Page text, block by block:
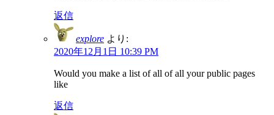
返信
explore より:
2020年12月1日 10:39 PM
Would you make a list of all of all your public pages
like
返信